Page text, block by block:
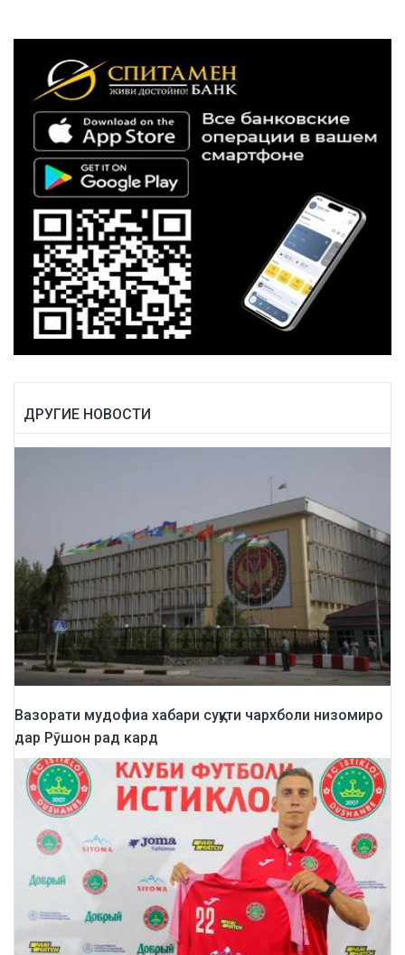
ДРУГИЕ НОВОСТИ
Вазорати мудофиа хабари суқути чархболи низомиро
дар Рӯшон рад кард